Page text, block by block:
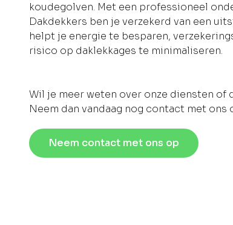
koudegolven. Met een professioneel
Dakdekkers ben je verzekerd van een
helpt je energie te besparen,
risico op daklekkages te minimaliseren.
Wil je meer weten over onze diensten of
Neem dan vandaag nog contact met ons
Neem contact met ons op